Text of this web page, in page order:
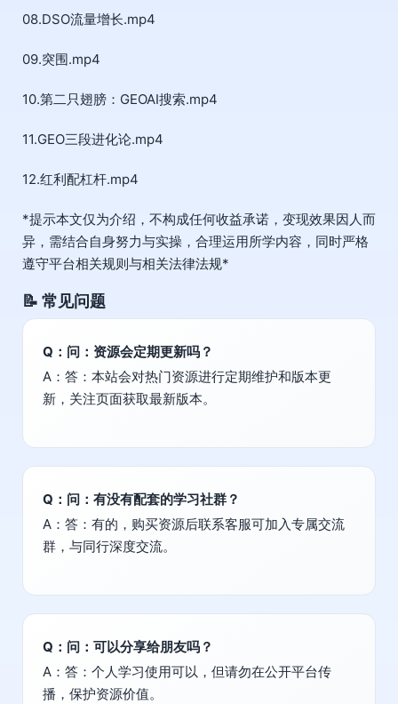
08.DSO流量增长.mp4
09.突围.mp4
10.第二只翅膀：GEOAI搜索.mp4
11.GEO三段进化论.mp4
12.红利配杠杆.mp4
*提示本文仅为介绍，不构成任何收益承诺，变现效果因人而
异，需结合自身努力与实操，合理运用所学内容，同时严格
遵守平台相关规则与相关法律法规*
📝 常见问题
Q：问：资源会定期更新吗？
A：答：本站会对热门资源进行定期维护和版本更
新，关注页面获取最新版本。
Q：问：有没有配套的学习社群？
A：答：有的，购买资源后联系客服可加入专属交流
群，与同行深度交流。
Q：问：可以分享给朋友吗？
A：答：个人学习使用可以，但请勿在公开平台传
播，保护资源价值。